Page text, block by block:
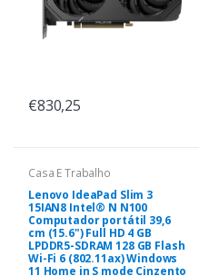
€830,25
Casa E Trabalho
Lenovo IdeaPad Slim 3
15IAN8 Intel® N N100
Computador portátil 39,6
cm (15.6") Full HD 4 GB
LPDDR5-SDRAM 128 GB Flash
Wi-Fi 6 (802.11ax) Windows
11 Home in S mode Cinzento